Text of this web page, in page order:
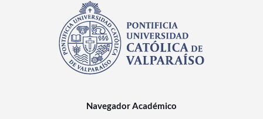
Navegador Académico